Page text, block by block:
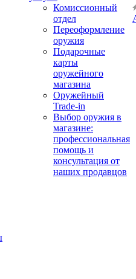
Комиссионный
отдел
Переоформление
оружия
Подарочные
карты
оружейного
магазина
Оружейный
Trade-in
Выбор оружия в
магазине:
профессиональная
помощь и
консультация от
наших продавцов